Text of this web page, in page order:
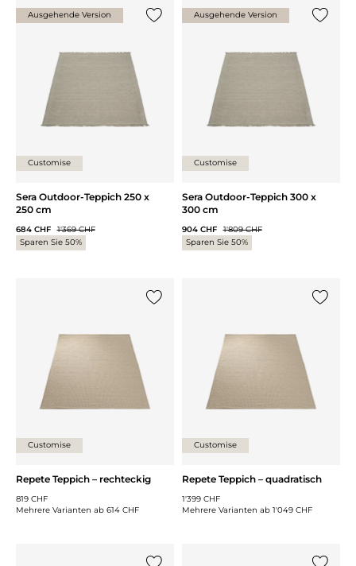
Ausgehende Version
Customise
Sera Outdoor-Teppich 250 x
250 cm
684 CHF 1'369 CHF
Sparen Sie 50%
Ausgehende Version
Customise
Sera Outdoor-Teppich 300 x
300 cm
904 CHF 1'809 CHF
Sparen Sie 50%
Customise
Repete Teppich – rechteckig
819 CHF
Mehrere Varianten ab 614 CHF
Customise
Repete Teppich – quadratisch
1'399 CHF
Mehrere Varianten ab 1'049 CHF